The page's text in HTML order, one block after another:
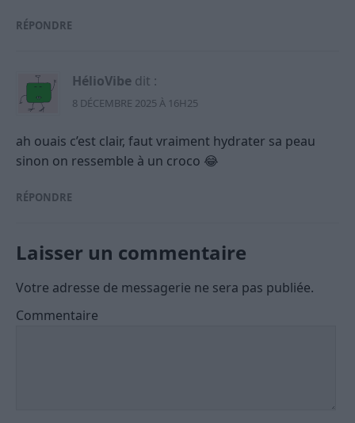
RÉPONDRE
HélioVibe dit :
8 DÉCEMBRE 2025 À 16H25
ah ouais c’est clair, faut vraiment hydrater sa peau
sinon on ressemble à un croco 😂
RÉPONDRE
Laisser un commentaire
Votre adresse de messagerie ne sera pas publiée.
Commentaire